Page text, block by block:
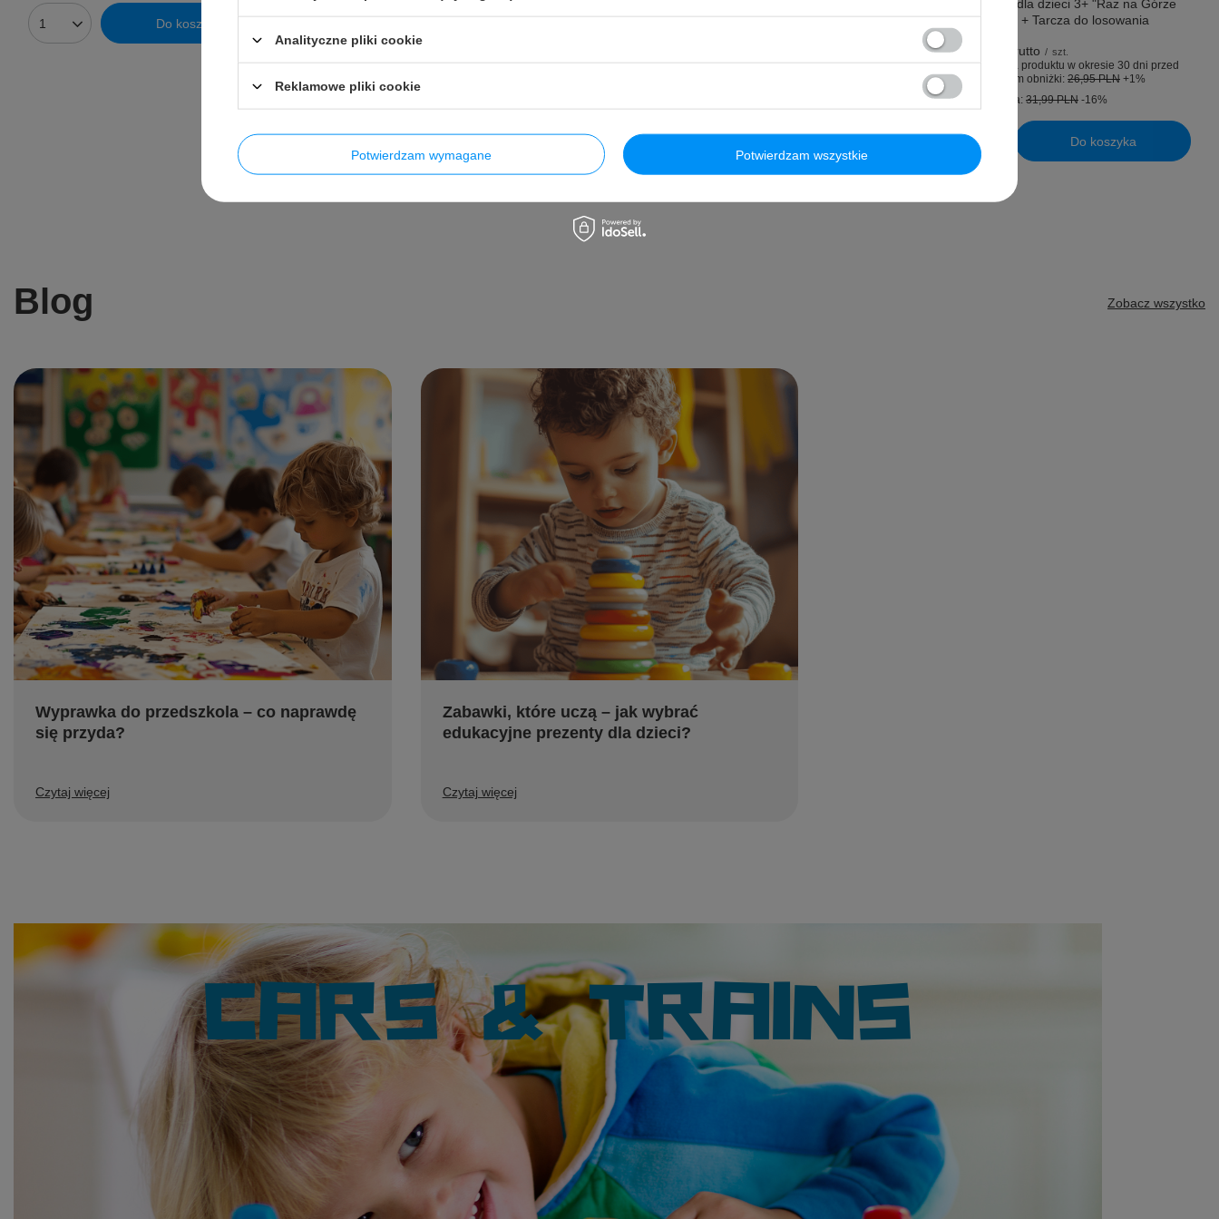
Ilość produktów Do koszyka
Cena regularna:79,99 PLN
Ilość produktów
Równowagę dla dzieci 3+ "Raz na Górze
Raz na Dole" + Tarcza do losowania
26,99 PLN brutto / szt.
Najniższa cena produktu w okresie 30 dni przed
wprowadzeniem obniżki: 26,95 PLN +1%
Cena regularna: 31,99 PLN -16%
Ilość produktów Do koszyka
Blog Zobacz wszystko
Wyprawka do przedszkola – co naprawdę
się przyda?
Czytaj więcej
Zabawki, które uczą – jak wybrać
edukacyjne prezenty dla dzieci?
Czytaj więcej
Analityczne pliki cookie
Reklamowe pliki cookie
Potwierdzam wymagane Potwierdzam wszystkie